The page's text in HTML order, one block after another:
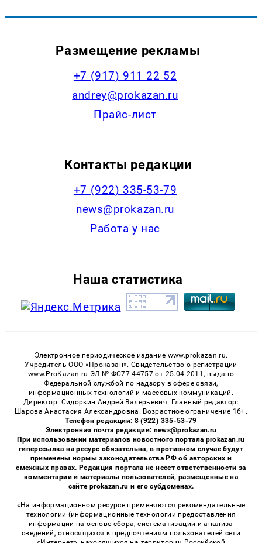
Размещение рекламы
+7 (917) 911 22 52
andrey@prokazan.ru
Прайс-лист
Контакты редакции
+7 (922) 335-53-79
news@prokazan.ru
Работа у нас
Наша статистика
Электронное периодическое издание www.prokazan.ru.
Учредитель ООО «Проказан». Cвидетельство о регистрации
www.ProKazan.ru ЭЛ № ФС77-44757 от 25.04.2011, выдано
Федеральной службой по надзору в сфере связи,
информационных технологий и массовых коммуникаций.
Директор: Сидоркин Андрей Валерьевич. Главный редактор:
Шарова Анастасия Александровна. Возрастное ограничение 16+.
Телефон редакции: 8 (922) 335-53-79
Электронная почта редакции: news@prokazan.ru
При использовании материалов новостного портала prokazan.ru
гиперссылка на ресурс обязательна, в противном случае будут
применены нормы законодательства РФ об авторских и
смежных правах. Редакция портала не несет ответственности за
комментарии и материалы пользователей, размещенные на
сайте prokazan.ru и его субдоменах.
«На информационном ресурсе применяются рекомендательные
технологии (информационные технологии предоставления
информации на основе сбора, систематизации и анализа
сведений, относящихся к предпочтениям пользователей сети